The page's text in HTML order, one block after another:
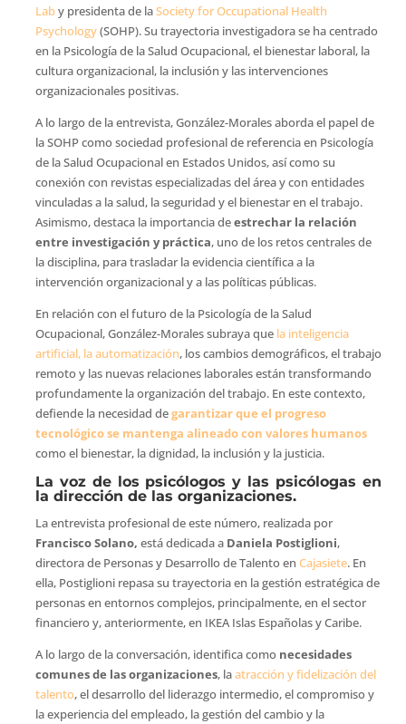
Laby presidenta de laSociety for Occupational Health
Psychology(SOHP). Su trayectoria investigadora se ha centrado
en la Psicología de la Salud Ocupacional, el bienestar laboral, la
cultura organizacional, la inclusión y las intervenciones
organizacionales positivas.
A lo largo de la entrevista, González-Morales aborda el papel de
la SOHP como sociedad profesional de referencia en Psicología
de la Salud Ocupacional en Estados Unidos, así como su
conexión con revistas especializadas del área y con entidades
vinculadas a la salud, la seguridad y el bienestar en el trabajo.
Asimismo, destaca la importancia deestrechar la relación
entre investigación y práctica, uno de los retos centrales de
la disciplina, para trasladar la evidencia científica a la
intervención organizacional y a las políticas públicas.
En relación con el futuro de la Psicología de la Salud
Ocupacional, González-Morales subraya que la inteligencia
artificial, la automatización, los cambios demográficos, el trabajo
remoto y las nuevas relaciones laborales están transformando
profundamente la organización del trabajo. En este contexto,
defiende la necesidad degarantizar que el progreso
tecnológico se mantenga alineado con valores humanos
como el bienestar, la dignidad, la inclusión y la justicia.
La voz de los psicólogos y las psicólogas en
la dirección de las organizaciones.
La entrevista profesional de este número, realizada por
Francisco Solano, está dedicada a Daniela Postiglioni,
directora de Personas y Desarrollo de Talento en Cajasiete. En
ella, Postiglioni repasa su trayectoria en la gestión estratégica de
personas en entornos complejos, principalmente, en el sector
financiero y, anteriormente, en IKEA Islas Españolas y Caribe.
A lo largo de la conversación, identifica como necesidades
comunes de las organizaciones, laatracción y fidelización del
talento, el desarrollo del liderazgo intermedio, el compromiso y
la experiencia del empleado, la gestión del cambio y la